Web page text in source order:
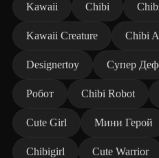
Kawaii Chibi
Kawaii Creature Chibi
Designertoy Супер
Робот Chibi Robot
Cute Girl Мини Герой
Chibigirl Cute Warrior